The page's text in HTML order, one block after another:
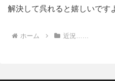
解決して呉れると嬉しいです
ホーム 近況……